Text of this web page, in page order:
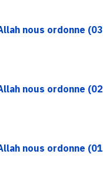
nous ordonne
nous ordonne
nous ordonne